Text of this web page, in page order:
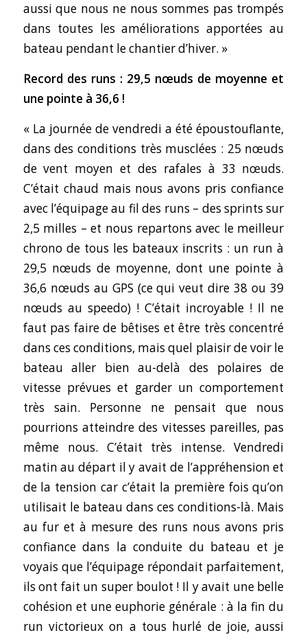
aussi que nous ne nous sommes pas trompés
dans toutes les améliorations apportées au
bateau pendant le chantier d’hiver. »
Record des runs : 29,5 nœuds de moyenne et
une pointe à 36,6 !
« La journée de vendredi a été époustouflante,
dans des conditions très musclées : 25 nœuds
de vent moyen et des rafales à 33 nœuds.
C’était chaud mais nous avons pris confiance
avec l’équipage au fil des runs – des sprints sur
2,5 milles – et nous repartons avec le meilleur
chrono de tous les bateaux inscrits : un run à
29,5 nœuds de moyenne, dont une pointe à
36,6 nœuds au GPS (ce qui veut dire 38 ou 39
nœuds au speedo) ! C’était incroyable ! Il ne
faut pas faire de bêtises et être très concentré
dans ces conditions, mais quel plaisir de voir le
bateau aller bien au-delà des polaires de
vitesse prévues et garder un comportement
très sain. Personne ne pensait que nous
pourrions atteindre des vitesses pareilles, pas
même nous. C’était très intense. Vendredi
matin au départ il y avait de l’appréhension et
de la tension car c’était la première fois qu’on
utilisait le bateau dans ces conditions-là. Mais
au fur et à mesure des runs nous avons pris
confiance dans la conduite du bateau et je
voyais que l’équipage répondait parfaitement,
ils ont fait un super boulot ! Il y avait une belle
cohésion et une euphorie générale : à la fin du
run victorieux on a tous hurlé de joie, aussi